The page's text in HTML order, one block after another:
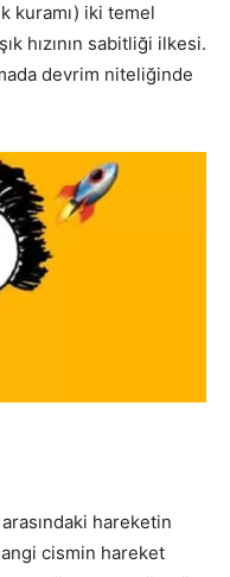
kuramı) iki temel
hızının sabitliği ilkesi.
devrim niteliğinde
hareketin
cismin hareket